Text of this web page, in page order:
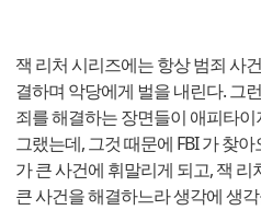
잭 리처 시리즈에는 항상 범죄 사
결하며 악당에게 벌을 내린다. 그
죄를 해결하는 장면들이 애피타
그랬는데, 그것 때문에 FBI 가 찾
가 큰 사건에 휘말리게 되고, 잭
큰 사건을 해결하느라 생각에 생